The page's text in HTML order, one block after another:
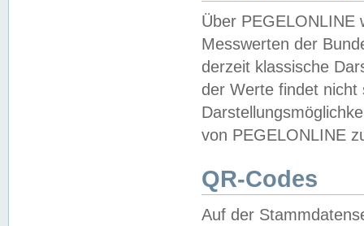
Über PEGELONLINE
Messwerten der
derzeit klassische
der Werte findet
von PEGELONLINE
QR-Codes
Auf der